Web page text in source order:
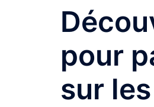
pour
sur